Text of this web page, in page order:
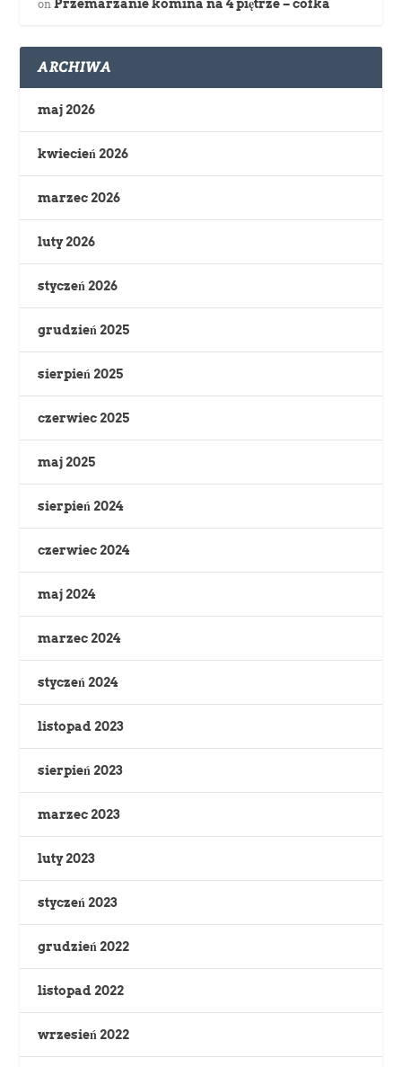
onPrzemarzanie komina na 4 piętrze – cofka
ARCHIWA
maj 2026
kwiecień 2026
marzec 2026
luty 2026
styczeń 2026
grudzień 2025
sierpień 2025
czerwiec 2025
maj 2025
sierpień 2024
czerwiec 2024
maj 2024
marzec 2024
styczeń 2024
listopad 2023
sierpień 2023
marzec 2023
luty 2023
styczeń 2023
grudzień 2022
listopad 2022
wrzesień 2022